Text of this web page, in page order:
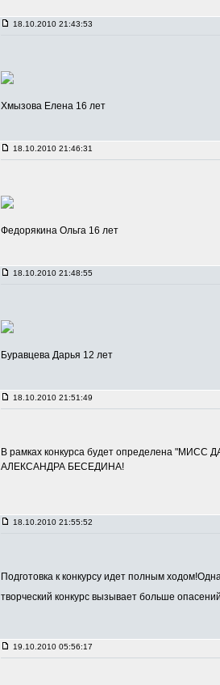
18.10.2010 21:43:53
Хмызова Елена 16 лет
18.10.2010 21:46:31
Федорякина Ольга 16 лет
18.10.2010 21:48:55
Буравцева Дарья 12 лет
18.10.2010 21:51:49
В рамках конкурса будет определена "МИСС
АЛЕКСАНДРА БЕСЕДИНА!
18.10.2010 21:55:52
Подготовка к конкурсу идет полным
творческий конкурс вызывает больше
19.10.2010 05:56:17